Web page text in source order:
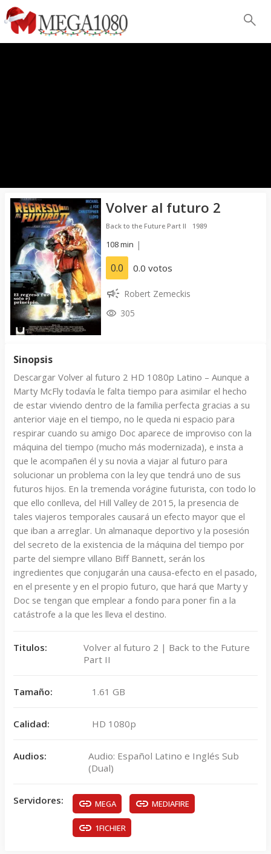
Volver al futuro 2
Back to the Future Part II 1989
108 min |
0.0 0.0 votos
Robert Zemeckis
305
Sinopsis
Descargar Volver al futuro 2 HD 1080p Latino – Aunque a
Marty McFly todavía le falta tiempo para asimilar el hecho
de estar viviendo dentro de la familia perfecta gracias a su
anterior viaje en el tiempo, no le queda ni espacio para
respirar cuando su amigo Doc aparece de improviso con la
máquina del tiempo (mucho más modernizada), e insta a
que le acompañen él y su novia a viajar al futuro para
solucionar un problema con la ley que tendrá uno de sus
futuros hijos. En la tremenda vorágine futurista, con todo lo
que ello conlleva, del Hill Valley de 2015, la presencia de
tales viajeros temporales causará un efecto mayor que el
que iban a arreglar. Un almanaque deportivo y la posesión
del secreto de la existencia de la máquina del tiempo por
parte del siempre villano Biff Bannett, serán los
ingredientes que conjugarán una causa-efecto en el pasado,
en el presente y en el propio futuro, que hará que Marty y
Doc se tengan que emplear a fondo para poner fin a la
catástrofe a la que les lleva el destino.
Titulos:
Volver al futuro 2 | Back to the Future
Part II
Tamaño: 1.61 GB
Calidad: HD 1080p
Audios:
Audio: Español Latino e Inglés Sub
(Dual)
Servidores: MEGA MEDIAFIRE
1FICHIER